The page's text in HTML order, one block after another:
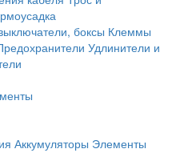
боксы Клеммы
Удлинители и
Аккумуляторы Элементы